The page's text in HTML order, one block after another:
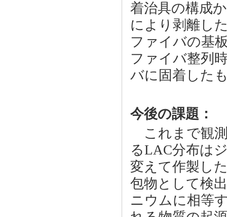
着治具の構成
により剥離し
ファイバの基
ファイバ整列
バに固着した
今後の課題：
これまで観
るLAC分布は
変えて作製し
包物として検
ニウムに相等